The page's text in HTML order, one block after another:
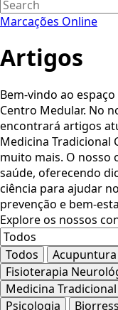
Marcações Online
Artigos
Bem-vindo ao
Centro Medular. No
encontrará artigos
Medicina Tradicional
muito mais. O nosso
saúde, oferecendo
ciência para ajudar
prevenção e bem-
Explore os nossos
Todos Acupuntura
Fisioterapia
Medicina
Psicologia